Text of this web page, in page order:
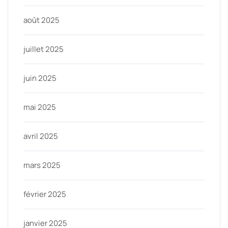
août 2025
juillet 2025
juin 2025
mai 2025
avril 2025
mars 2025
février 2025
janvier 2025